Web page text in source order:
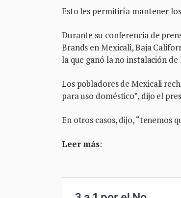
Esto les permitiría mantener
Durante su conferencia de
Brands en Mexicali, Baja
la que ganó la no instalación
Los pobladores de Mexicali
para uso doméstico”, dijo el
En otros casos, dijo, “tenemos
Leer más: